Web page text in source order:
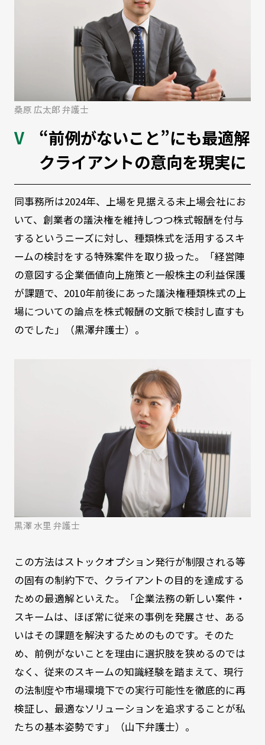
桑原 広太郎 弁護士
“前例がないこと”にも最適解
クライアントの意向を現実に
同事務所は2024年、上場を見据える未上場会社にお
いて、創業者の議決権を維持しつつ株式報酬を付与
するというニーズに対し、種類株式を活用するスキ
ームの検討をする特殊案件を取り扱った。「経営陣
の意図する企業価値向上施策と一般株主の利益保護
が課題で、2010年前後にあった議決権種類株式の上
場についての論点を株式報酬の文脈で検討し直すも
のでした」（黒澤弁護士）。
黒澤 水里 弁護士
この方法はストックオプション発行が制限される等
の固有の制約下で、クライアントの目的を達成する
ための最適解といえた。「企業法務の新しい案件・
スキームは、ほぼ常に従来の事例を発展させ、ある
いはその課題を解決するためのものです。そのた
め、前例がないことを理由に選択肢を狭めるのでは
なく、従来のスキームの知識経験を踏まえて、現行
の法制度や市場環境下での実行可能性を徹底的に再
検証し、最適なソリューションを追求することが私
たちの基本姿勢です」（山下弁護士）。